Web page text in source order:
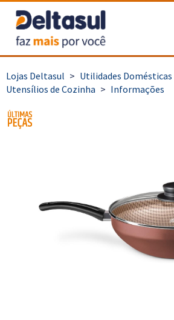
> Utilidades Domésticas
Utensílios de Cozinha > Informações